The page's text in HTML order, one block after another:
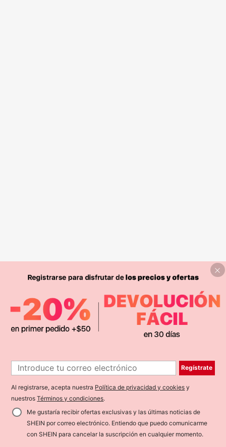
Regístrate
Al registrarse, acepta nuestra Política de privacidad y cookies y
nuestrosTérminos y condiciones.
Me gustaría recibir ofertas exclusivas y las últimas noticias de
SHEIN por correo electrónico. Entiendo que puedo comunicarme
con SHEIN para cancelar la suscripción en cualquier momento.